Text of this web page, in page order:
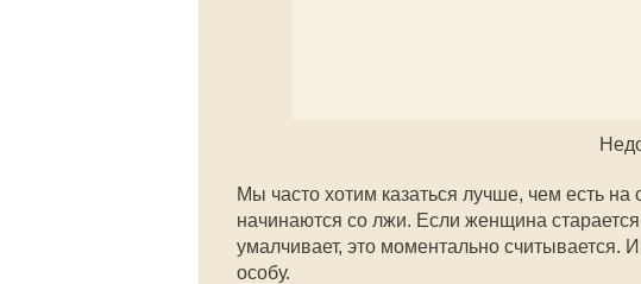
Мы часто хотим казаться лучше, чем есть
начинаются со лжи. Если женщина
умалчивает, это моментально считывается.
особу.